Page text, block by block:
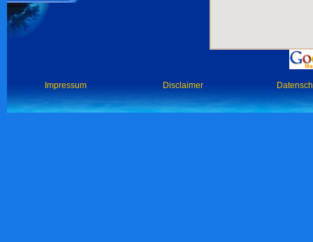
Impressum Disclaimer